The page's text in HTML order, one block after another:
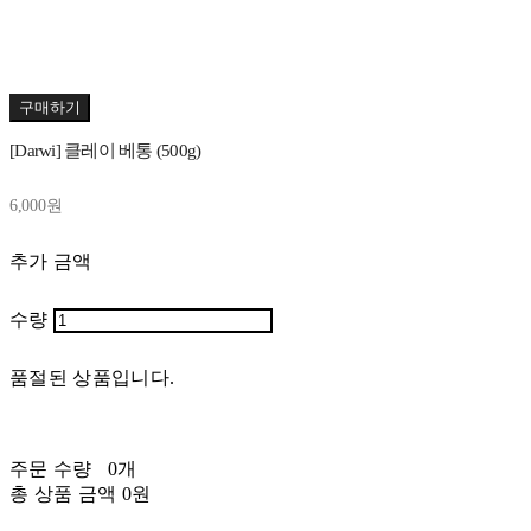
구매하기
[Darwi] 클레이 베통 (500g)
6,000원
추가 금액
수량
품절된 상품입니다.
주문 수량
0개
총 상품 금액 0원